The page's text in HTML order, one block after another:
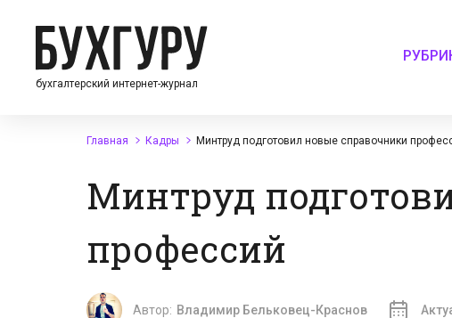
бухгалтерский интернет-журнал
Главная Кадры Минтруд подготовил новые справочники
Минтруд
профессий
Автор: Владимир Бельковец-Краснов